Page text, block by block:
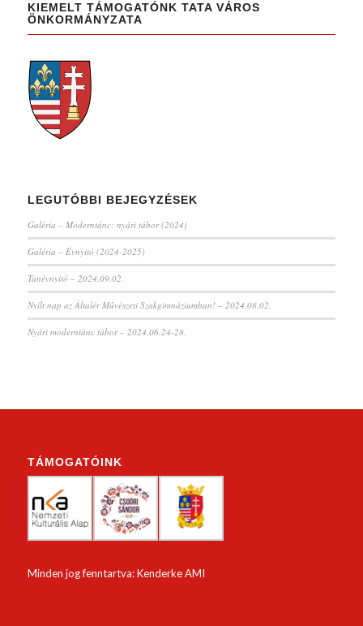
KIEMELT TÁMOGATÓNK TATA VÁROS
ÖNKORMÁNYZATA
LEGUTÓBBI BEJEGYZÉSEK
Galéria – Moderntánc: nyári tábor (2024)
Galéria – Évnyitó (2024-2025)
Tanévnyitó – 2024.09.02.
Nyílt nap az Általér Művészeti Szakgimnáziumban! – 2024.08.02.
Nyári moderntánc tábor – 2024.06.24-28.
TÁMOGATÓINK
Minden jog fenntartva: Kenderke AMI